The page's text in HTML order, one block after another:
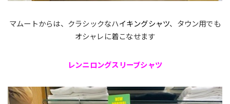
マムートからは、クラシックなハイキングシャツ、タウン用でも
オシャレに着こなせます
レンニロングスリーブシャツ